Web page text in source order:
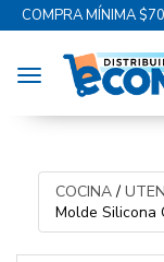
COMPRA MÍNIMA
Toggle navigation
COCINA/
Molde Silicona